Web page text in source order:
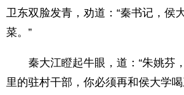
卫东双脸发青，劝道：“秦书记，侯
菜。”
秦大江瞪起牛眼，道：“朱姚芬
里的驻村干部，你必须再和侯大学